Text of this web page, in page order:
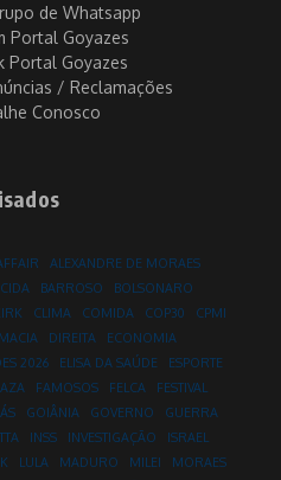
de Whatsapp
Portal Goyazes
Portal Goyazes
/ Reclamações
Conosco
ALEXANDRE DE MORAES
BARROSO
BOLSONARO
CLIMA COMIDA COP30
CPMI
DIREITA
ECONOMIA
2026 ELISA DA SAÚDE
ESPORTE
FAMOSOS FELCA
FESTIVAL
GOIÂNIA GOVERNO
GUERRA
INSS INVESTIGAÇÃO
ISRAEL
LULA MADURO MILEI
MORAES